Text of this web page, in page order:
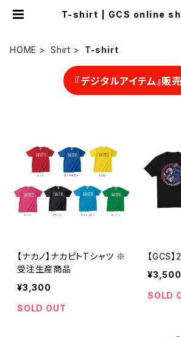
T-shirt | GCS online
HOME Shirt T-shirt
『デジタルアイテム』販
【ナカノ】ナカピトTシャツ ※
受注生産商品
¥3,300
SOLD OUT
【GCS
¥3,500
SOLD